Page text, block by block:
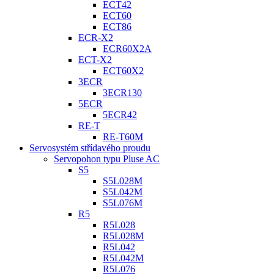
ECT42
ECT60
ECT86
ECR-X2
ECR60X2A
ECT-X2
ECT60X2
3ECR
3ECR130
5ECR
5ECR42
RE-T
RE-T60M
Servosystém střídavého proudu
Servopohon typu Pluse AC
S5
S5L028M
S5L042M
S5L076M
R5
R5L028
R5L028M
R5L042
R5L042M
R5L076